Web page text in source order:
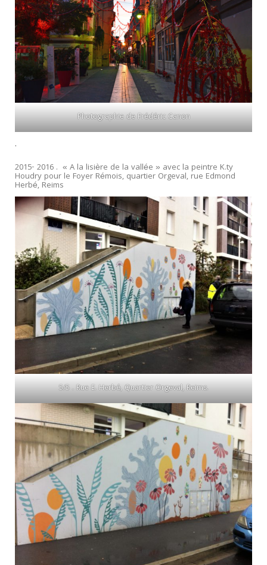
Photographie de Frédéric Canon
.
2015- 2016 . « A la lisière de la vallée » avec la peintre K.ty
Houdry pour le Foyer Rémois, quartier Orgeval, rue Edmond
Herbé, Reims
5/5 . Rue E. Herbé, Quartier Orgeval, Reims.